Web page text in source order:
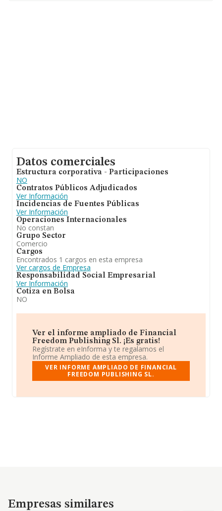
Datos comerciales
Estructura corporativa - Participaciones
NO
Contratos Públicos Adjudicados
Ver Información
Incidencias de Fuentes Públicas
Ver Información
Operaciones Internacionales
No constan
Grupo Sector
Comercio
Cargos
Encontrados 1 cargos en esta empresa
Ver cargos de Empresa
Responsabilidad Social Empresarial
Ver Información
Cotiza en Bolsa
NO
Ver el informe ampliado de Financial
Freedom Publishing Sl. ¡Es gratis!
Regístrate en eInforma y te regalamos el
Informe Ampliado de esta empresa.
VER INFORME AMPLIADO DE FINANCIAL
FREEDOM PUBLISHING SL.
Empresas similares
Empresas similares